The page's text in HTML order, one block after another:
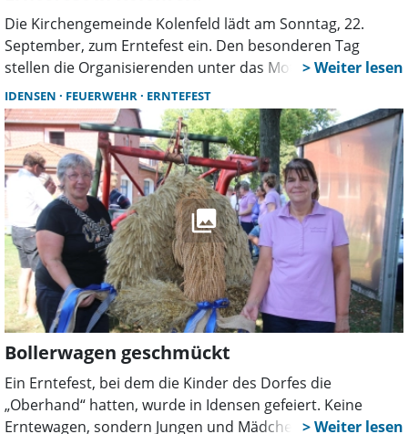
Die Kirchengemeinde Kolenfeld lädt am Sonntag, 22.
September, zum Erntefest ein. Den besonderen Tag
stellen die Organisierenden unter das Motto „Himmel und
Erde“. Es gibt ein buntes Programm für Jung und Alt.
IDENSEN FEUERWEHR ERNTEFEST
Bollerwagen geschmückt
Ein Erntefest, bei dem die Kinder des Dorfes die
„Oberhand“ hatten, wurde in Idensen gefeiert. Keine
Erntewagen, sondern Jungen und Mädchen, die ihr